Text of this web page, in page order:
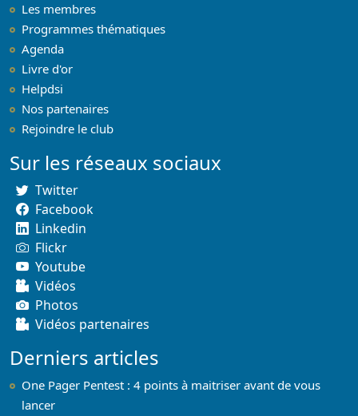
Les membres
Programmes thématiques
Agenda
Livre d'or
Helpdsi
Nos partenaires
Rejoindre le club
Sur les réseaux sociaux
Twitter
Facebook
Linkedin
Flickr
Youtube
Vidéos
Photos
Vidéos partenaires
Derniers articles
One Pager Pentest : 4 points à maitriser avant de vous
lancer